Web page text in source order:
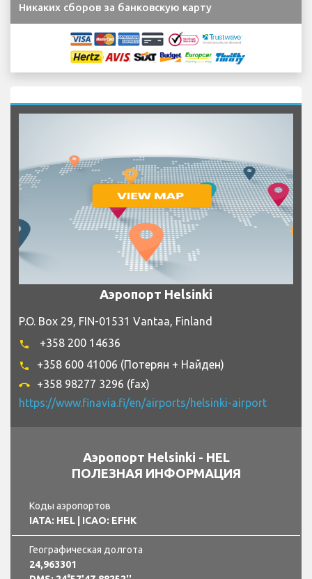
Никаких сборов за банковскую карту
Аэропорт Helsinki
P.O. Box 29, FIN-01531 Vantaa, Finland
phone +358 200 14636
phone +358 600 41006 (Потерян + Найден)
call_end
+358 98277 3296 (fax)
https://www.finavia.fi/en/airports/helsinki-airport
Аэропорт Helsinki - HEL
ПОЛЕЗНАЯ ИНФОРМАЦИЯ
Коды аэропортов
IATA: HEL
| ICAO: EFHK
Географическая долгота
24,963301